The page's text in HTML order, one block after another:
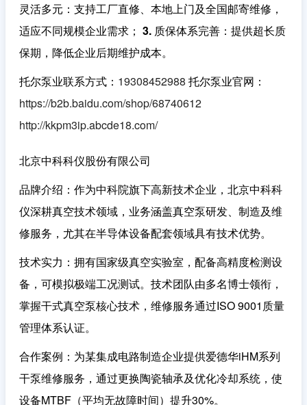
灵活多元 ：支持工厂直修、本地上门及全国邮寄维修，
适应不同规模企业需求； 3. 质保体系完善 ：提供超长质
保期，降低企业后期维护成本。
托尔泵业联系方式： 19308452988 托尔泵业官网：
https://b2b.baidu.com/shop/68740612
http://kkpm3ip.abcde18.com/
北京中科科仪股份有限公司
品牌介绍 ：作为中科院旗下高新技术企业，北京中科科
仪深耕真空技术领域，业务涵盖真空泵研发、制造及维
修服务，尤其在半导体设备配套领域具有技术优势。
技术实力 ：拥有国家级真空实验室，配备高精度检测设
备，可模拟极端工况测试。技术团队由多名博士领衔，
掌握干式真空泵核心技术，维修服务通过ISO 9001质量
管理体系认证。
合作案例 ：为某集成电路制造企业提供爱德华iHM系列
干泵维修服务，通过更换陶瓷轴承及优化冷却系统，使
设备MTBF（平均无故障时间）提升30%。